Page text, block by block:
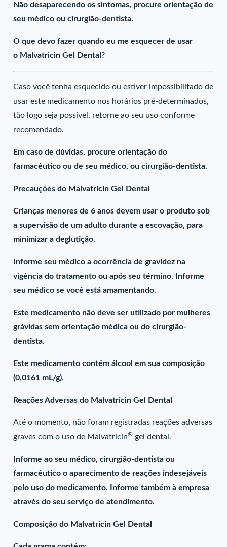
Não desaparecendo os sintomas, procure orientação de
seu médico ou cirurgião-dentista.
O que devo fazer quando eu me esquecer de usar
o Malvatricin Gel Dental?
Caso você tenha esquecido ou estiver impossibilitado de
usar este medicamento nos horários pré-determinados,
tão logo seja possível, retorne ao seu uso conforme
recomendado.
Em caso de dúvidas, procure orientação do
farmacêutico ou de seu médico, ou cirurgião-dentista.
Precauções do Malvatricin Gel Dental
Crianças menores de 6 anos devem usar o produto sob
a supervisão de um adulto durante a escovação, para
minimizar a deglutição.
Informe seu médico a ocorrência de gravidez na
vigência do tratamento ou após seu término. Informe
seu médico se você está amamentando.
Este medicamento não deve ser utilizado por mulheres
grávidas sem orientação médica ou do cirurgião-
dentista.
Este medicamento contém álcool em sua composição
(0,0161 mL/g).
Reações Adversas do Malvatricin Gel Dental
Até o momento, não foram registradas reações adversas
graves com o uso de Malvatricin® gel dental.
Informe ao seu médico, cirurgião-dentista ou
farmacêutico o aparecimento de reações indesejáveis
pelo uso do medicamento. Informe também à empresa
através do seu serviço de atendimento.
Composição do Malvatricin Gel Dental